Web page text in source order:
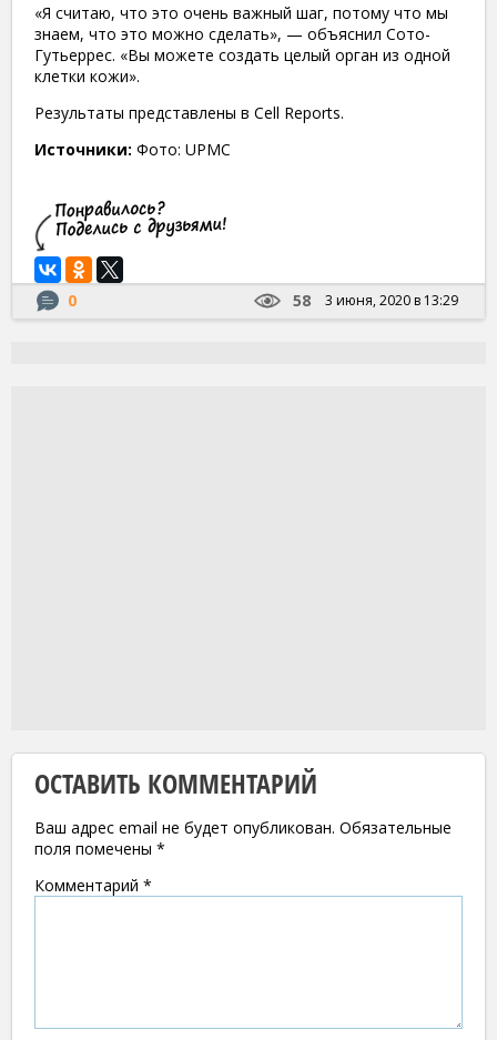
«Я считаю, что это очень важный шаг, потому что мы
знаем, что это можно сделать», — объяснил Сото-
Гутьеррес. «Вы можете создать целый орган из одной
клетки кожи».
Результаты представлены в Cell Reports.
Источники: Фото: UPMC
0 58 3 июня, 2020 в 13:29
ОСТАВИТЬ КОММЕНТАРИЙ
Ваш адрес email не будет опубликован. Обязательные
поля помечены *
Комментарий *